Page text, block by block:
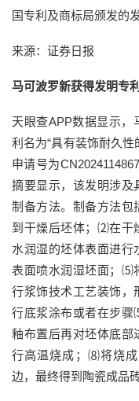
国专利及商标局颁发的
来源：证券日报
马可波罗新获得发明专
天眼查APP数据显示，
利名为“具有装饰耐久性
申请号为
摘要显示，该发明涉及
制备方法。制备方法
到干燥后坯体；⑵在干
水润湿的坯体表面进
表面喷水润湿坯面；⑸
行浆饰技术工艺装饰
行底浆涂布或者在步
釉布置后再对坯体底
行高温烧成；⑻将烧
边，最终得到陶瓷成品砖